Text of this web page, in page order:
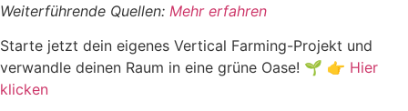
Weiterführende Quellen: Mehr erfahren
Starte jetzt dein eigenes Vertical Farming-Projekt und
verwandle deinen Raum in eine grüne Oase! 🌱 👉 Hier
klicken